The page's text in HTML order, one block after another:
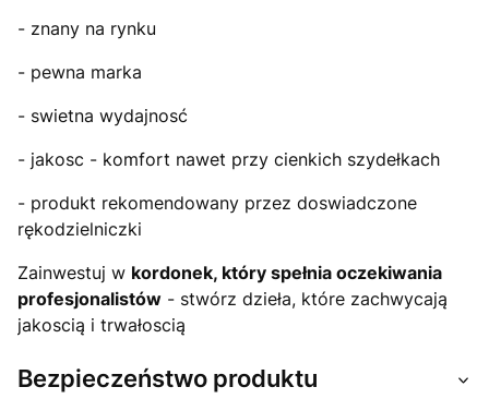
- znany na rynku
- pewna marka
- swietna wydajnosć
- jakosc - komfort nawet przy cienkich szydełkach
- produkt rekomendowany przez doswiadczone
rękodzielniczki
Zainwestuj w kordonek, który spełnia oczekiwania
profesjonalistów - stwórz dzieła, które zachwycają
jakoscią i trwałoscią
Bezpieczeństwo produktu